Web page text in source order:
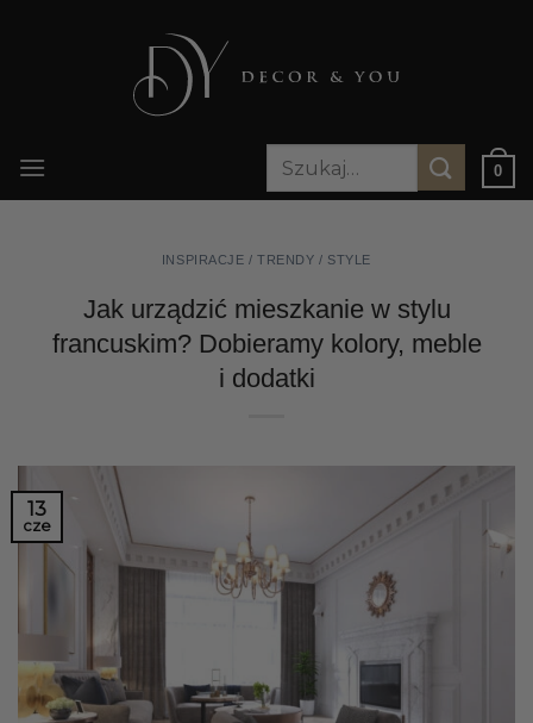
Szukaj:
0
INSPIRACJE / TRENDY / STYLE
Jak urządzić mieszkanie w stylu
francuskim? Dobieramy kolory, meble
i dodatki
13
cze